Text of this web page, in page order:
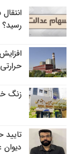
رسید؟
زنگ
دیوان